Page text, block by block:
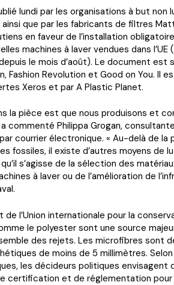
lundi par les organisations à but
que par les fabricants de filtres
en faveur de l’installation
machines à laver vendues dans l’UE
le mois d’août). Le document est
Fashion Revolution et Good on You. Il
Xeros et par A Plastic Planet.
la pièce est que nous produisons et
commenté Philippa Grogan,
courrier électronique. « Au-delà de la
fossiles, il existe d’autres moyens de
s’agisse de la sélection des
à laver ou de l’amélioration de
de l’Union internationale pour la
le polyester sont une source
des rejets. Les microfibres sont
de moins de 5 millimètres. Selon
les décideurs politiques envisagent
certification et de réglementation pour